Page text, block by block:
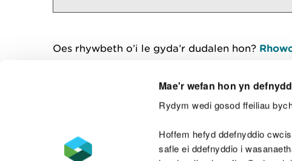
Mae'r wefan hon yn
Rydym wedi gosod ffeiliau
Hoffem hefyd ddefnyddio
safle ei ddefnyddio i
Oes rhywbeth o’i le gyda’r dudalen hon?